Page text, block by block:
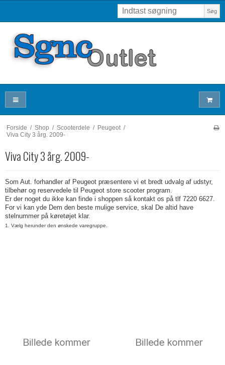
Søg
Forside / Shop / Scooterdele / Peugeot /
Viva City 3 årg. 2009-
Viva City 3 årg. 2009-
Som Aut. forhandler af Peugeot præsentere vi et bredt udvalg af udstyr,
tilbehør og reservedele til Peugeot store scooter program.
Er der noget du ikke kan finde i shoppen så kontakt os på tlf 7220 6627.
For vi kan yde Dem den beste mulige service, skal De altid have
stelnummer på køretøjet klar.
1. Vælg herunder den ønskede varegruppe.